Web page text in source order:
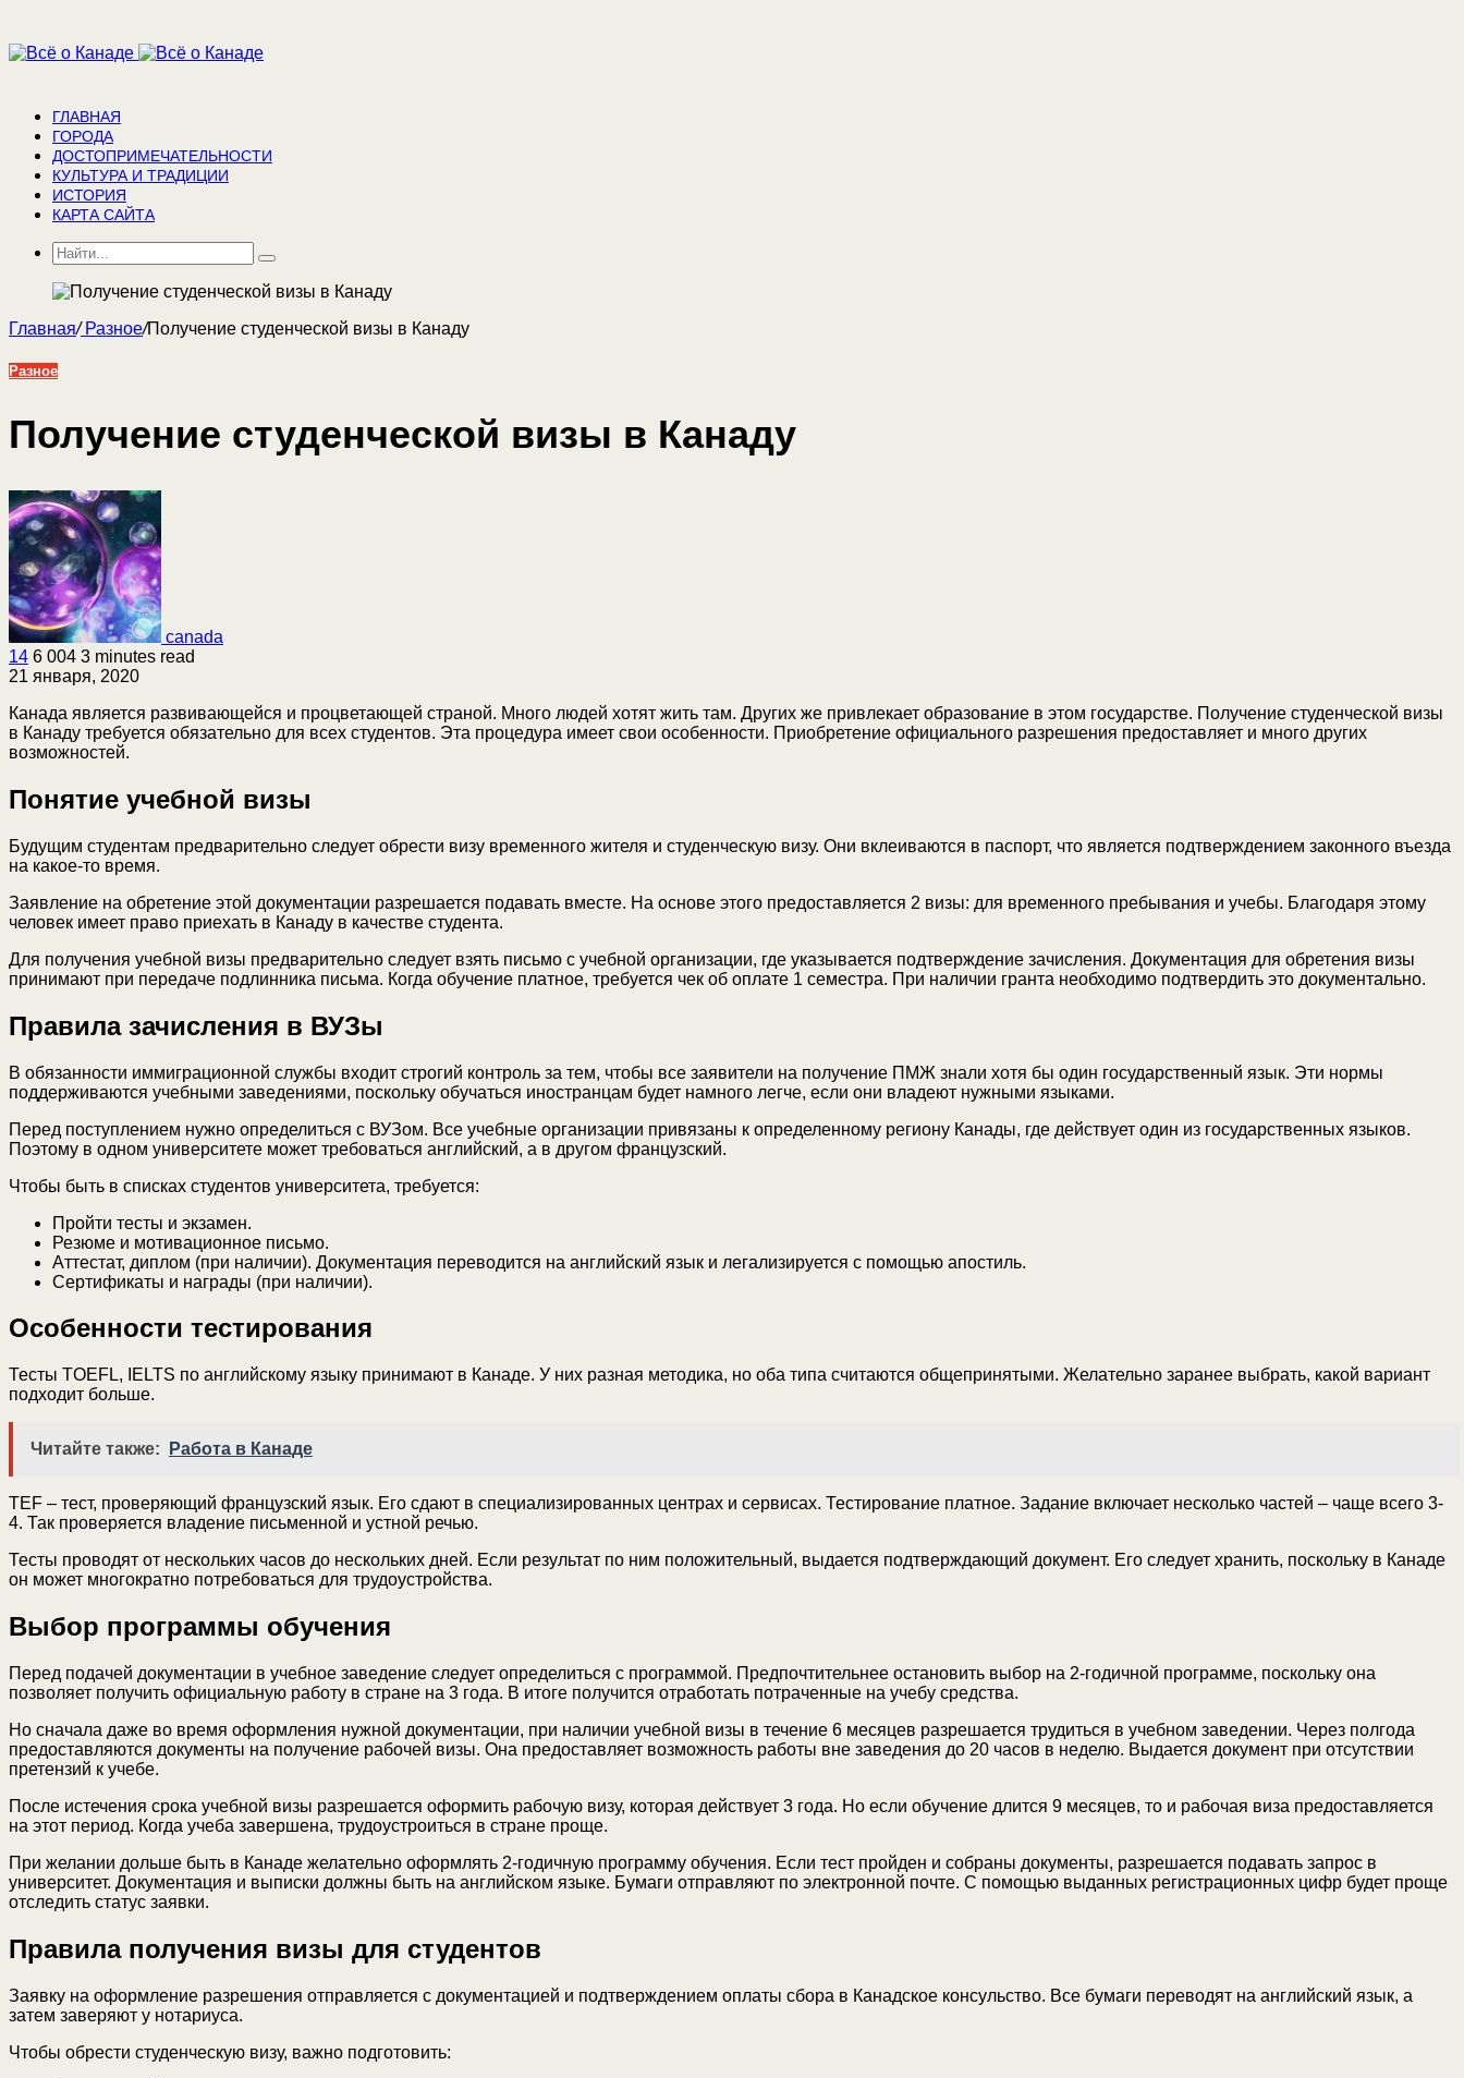
ГЛАВНАЯ
ГОРОДА
ДОСТОПРИМЕЧАТЕЛЬНОСТИ
КУЛЬТУРА И ТРАДИЦИИ
ИСТОРИЯ
КАРТА САЙТА
Главная/Разное/Получение студенческой визы в Канаду
Разное
Получение студенческой визы в Канаду
canada
14 6 004 3 minutes read
21 января, 2020
Канада является развивающейся и процветающей страной. Много людей хотят жить там. Других же привлекает образование в этом государстве. Получение студенческой визы
в Канаду требуется обязательно для всех студентов. Эта процедура имеет свои особенности. Приобретение официального разрешения предоставляет и много других
возможностей.
Понятие учебной визы
Будущим студентам предварительно следует обрести визу временного жителя и студенческую визу. Они вклеиваются в паспорт, что является подтверждением законного въезда
на какое-то время.
Заявление на обретение этой документации разрешается подавать вместе. На основе этого предоставляется 2 визы: для временного пребывания и учебы. Благодаря этому
человек имеет право приехать в Канаду в качестве студента.
Для получения учебной визы предварительно следует взять письмо с учебной организации, где указывается подтверждение зачисления. Документация для обретения визы
принимают при передаче подлинника письма. Когда обучение платное, требуется чек об оплате 1 семестра. При наличии гранта необходимо подтвердить это документально.
Правила зачисления в ВУЗы
В обязанности иммиграционной службы входит строгий контроль за тем, чтобы все заявители на получение ПМЖ знали хотя бы один государственный язык. Эти нормы
поддерживаются учебными заведениями, поскольку обучаться иностранцам будет намного легче, если они владеют нужными языками.
Перед поступлением нужно определиться с ВУЗом. Все учебные организации привязаны к определенному региону Канады, где действует один из государственных языков.
Поэтому в одном университете может требоваться английский, а в другом французский.
Чтобы быть в списках студентов университета, требуется:
Пройти тесты и экзамен.
Резюме и мотивационное письмо.
Аттестат, диплом (при наличии). Документация переводится на английский язык и легализируется с помощью апостиль.
Сертификаты и награды (при наличии).
Особенности тестирования
Тесты TOEFL, IELTS по английскому языку принимают в Канаде. У них разная методика, но оба типа считаются общепринятыми. Желательно заранее выбрать, какой вариант
подходит больше.
Читайте также: Работа в Канаде
TEF – тест, проверяющий французский язык. Его сдают в специализированных центрах и сервисах. Тестирование платное. Задание включает несколько частей – чаще всего 3-
4. Так проверяется владение письменной и устной речью.
Тесты проводят от нескольких часов до нескольких дней. Если результат по ним положительный, выдается подтверждающий документ. Его следует хранить, поскольку в Канаде
он может многократно потребоваться для трудоустройства.
Выбор программы обучения
Перед подачей документации в учебное заведение следует определиться с программой. Предпочтительнее остановить выбор на 2-годичной программе, поскольку она
позволяет получить официальную работу в стране на 3 года. В итоге получится отработать потраченные на учебу средства.
Но сначала даже во время оформления нужной документации, при наличии учебной визы в течение 6 месяцев разрешается трудиться в учебном заведении. Через полгода
предоставляются документы на получение рабочей визы. Она предоставляет возможность работы вне заведения до 20 часов в неделю. Выдается документ при отсутствии
претензий к учебе.
После истечения срока учебной визы разрешается оформить рабочую визу, которая действует 3 года. Но если обучение длится 9 месяцев, то и рабочая виза предоставляется
на этот период. Когда учеба завершена, трудоустроиться в стране проще.
При желании дольше быть в Канаде желательно оформлять 2-годичную программу обучения. Если тест пройден и собраны документы, разрешается подавать запрос в
университет. Документация и выписки должны быть на английском языке. Бумаги отправляют по электронной почте. С помощью выданных регистрационных цифр будет проще
отследить статус заявки.
Правила получения визы для студентов
Заявку на оформление разрешения отправляется с документацией и подтверждением оплаты сбора в Канадское консульство. Все бумаги переводят на английский язык, а
затем заверяют у нотариуса.
Чтобы обрести студенческую визу, важно подготовить: